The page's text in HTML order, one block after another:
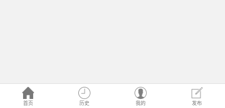
首页 历史 我的 发布